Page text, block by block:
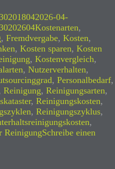
2026-04-
Kategorien
Kostenarten,
, Fremdvergabe, Kosten,
, Kosten sparen, Kosten
, Kostenvergleich,
, Nutzerverhalten,
, Personalbedarf,
Reinigung, Reinigungsarten,
, Reinigungskosten,
, Reinigungszyklus,
,
ReinigungSchreibe einen